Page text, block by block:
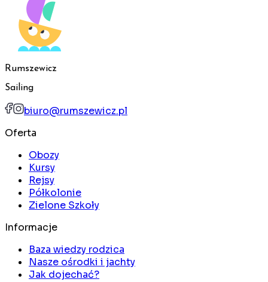
Rumszewicz
Sailing
biuro@rumszewicz.pl
Oferta
Obozy
Kursy
Rejsy
Półkolonie
Zielone Szkoły
Informacje
Baza wiedzy rodzica
Nasze ośrodki i jachty
Jak dojechać?